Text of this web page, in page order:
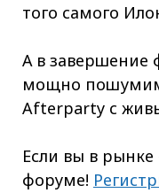
того самого
А в завершение
мощно
Afterparty с
Если вы в
форуме!